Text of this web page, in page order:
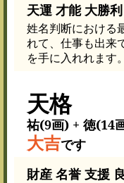
天運 才能 大勝
姓名判断における
れて、仕事も出来
を手に入れれます。
天格
祐(9画) + 徳(14
大吉です
財産 名誉 支援